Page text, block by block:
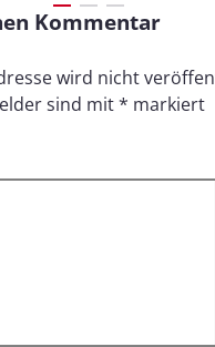
Kommentar
wird nicht
sind mit* markiert